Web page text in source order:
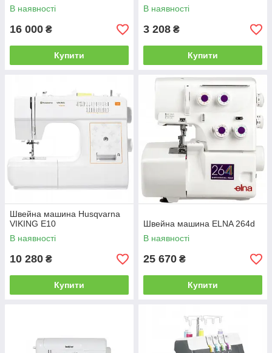
В наявності
16 000 ₴
Купити
В наявності
3 208 ₴
Купити
Швейна машина Husqvarna
VIKING E10
В наявності
10 280 ₴
Купити
Швейна машина ELNA 264d
В наявності
25 670 ₴
Купити